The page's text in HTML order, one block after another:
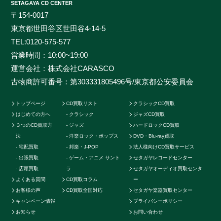
めに、各ジャンルに精通したベテランのスタッフが一つ
一つ丁寧に査定を行わせて頂きます。過去の莫大な買取
データに加えて世界中の最新相場チャートを照らし合わ
せ、ただ買い取るだけのサービスとは一線を画する「的
確な」査定はどこにも真似出来ません。ご自宅で聴かな
古相場は日々変動しています。それは国内だけではなく
トワークだけでなく、アメリカやカナダ、イギリスなど
の海外ネットワークも強く、日本では人気のないCDで
も高く買取ることが可能です。業界トップの高価買取を
実現することができます。例えばクラシックのCDでも
高音質盤か通常盤で全く値段が変わってきたり、ロック
やポップス系CDで帯の形状や製造年によって何十倍に
も値段が変わる場合もあります。またそのパターンごと
SETAGAYA CD CENTER
〒154-0017
東京都世田谷区世田谷4-14-5
TEL:0120-575-577
営業時間：10:00~19:00
運営会社：株式会社CARASCO
古物商許可番号：第303331805496号/東京都公安委員会
トップページ
はじめての方へ
３つのCD買取方
法
宅配買取
出張買取
店頭買取
よくある質問
お客様の声
キャンペーン情報
お知らせ
CD買取リスト
クラシック
ジャズ
洋楽ロック・ポップス
邦楽・J-POP
ゲーム・アニメ サント
ラ
CD買取コラム
CD買取全国対応
クラシックCD買取
ジャズCD買取
ハードロックCD買取
DVD・Blu-ray買取
法人様向けCD買取サービス
セタガヤレコードセンター
セタガヤオーディオ買取センタ
ー
セタガヤ楽器買取センター
プライバシーポリシー
お問い合わせ